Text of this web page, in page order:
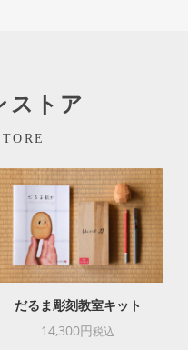
ストア
だるま彫刻教室キット
14,300円税込